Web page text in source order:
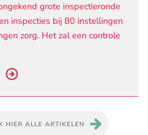
grote inspectieronde
inspecties bij 80 instellingen
zorg. Het zal een controle
HIER ALLE ARTIKELEN